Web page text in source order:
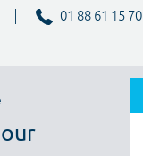
01 88 61 15 70